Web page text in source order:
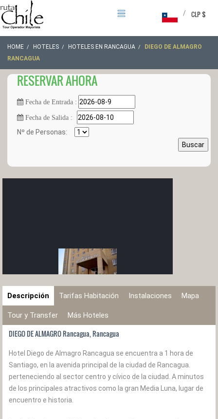
CLP $
/
HOME HOTELES HOTELES EN RANCAGUA
DIEGO DE ALMAGRO
RANCAGUA
RESERVAR AHORA
Fecha de Entrada :
Fecha de Salida :
Nº de Personas:
Buscar
Descripción Tarifas Habitación Instalaciones Mapa
Tour y Transfer Más Hoteles
DIEGO DE ALMAGRO Rancagua, Rancagua
Hotel Diego de Almagro Rancagua se encuentra a 1 hora de
Santiago, en la avenida principal de la ciudad de Rancagua.
perteneciendo al sector centro y cívico de la ciudad. A minutos
de los principales atractivos como la gran Media Luna, lugar de
encuentro e historia.